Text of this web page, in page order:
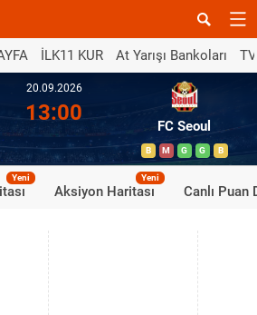
İLK11 KUR At Yarışı Bankoları
20.09.2026
13:00
FC Seoul
B M G G B
Yeni
Aksiyon Haritası
Yeni
Canlı Puan